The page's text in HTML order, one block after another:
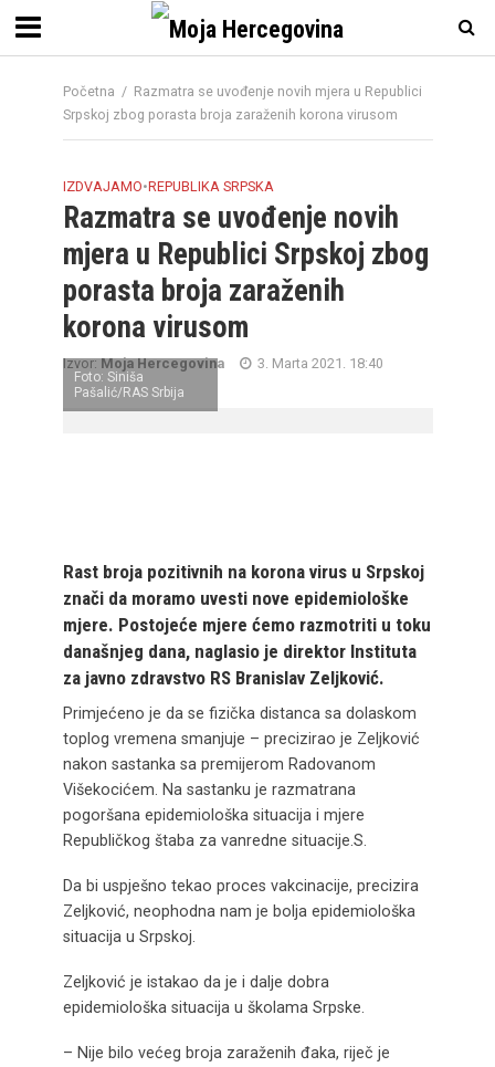
Početna / Razmatra se uvođenje novih mjera u Republici
Srpskoj zbog porasta broja zaraženih korona virusom
IZDVAJAMO•REPUBLIKA SRPSKA
Razmatra se uvođenje novih
mjera u Republici Srpskoj zbog
porasta broja zaraženih
korona virusom
Izvor:Moja Hercegovina 3. Marta 2021. 18:40
Foto: Siniša
Pašalić/RAS Srbija
Rast broja pozitivnih na korona virus u Srpskoj
znači da moramo uvesti nove epidemiološke
mjere. Postojeće mjere ćemo razmotriti u toku
današnjeg dana, naglasio je direktor Instituta
za javno zdravstvo RS Branislav Zeljković.
Primjećeno je da se fizička distanca sa dolaskom
toplog vremena smanjuje – precizirao je Zeljković
nakon sastanka sa premijerom Radovanom
Višekocićem. Na sastanku je razmatrana
pogoršana epidemiološka situacija i mjere
Republičkog štaba za vanredne situacije.S.
Da bi uspješno tekao proces vakcinacije, precizira
Zeljković, neophodna nam je bolja epidemiološka
situacija u Srpskoj.
Zeljković je istakao da je i dalje dobra
epidemiološka situacija u školama Srpske.
– Nije bilo većeg broja zaraženih đaka, riječ je